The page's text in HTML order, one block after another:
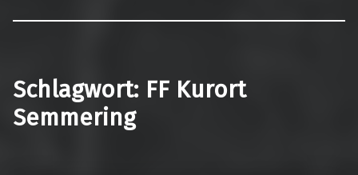
Schlagwort: FF Kurort
Semmering